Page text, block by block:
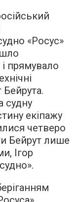
«Росус»
і прямувало
судну
екіпажу
четверо
Бейрут лише
Ігор